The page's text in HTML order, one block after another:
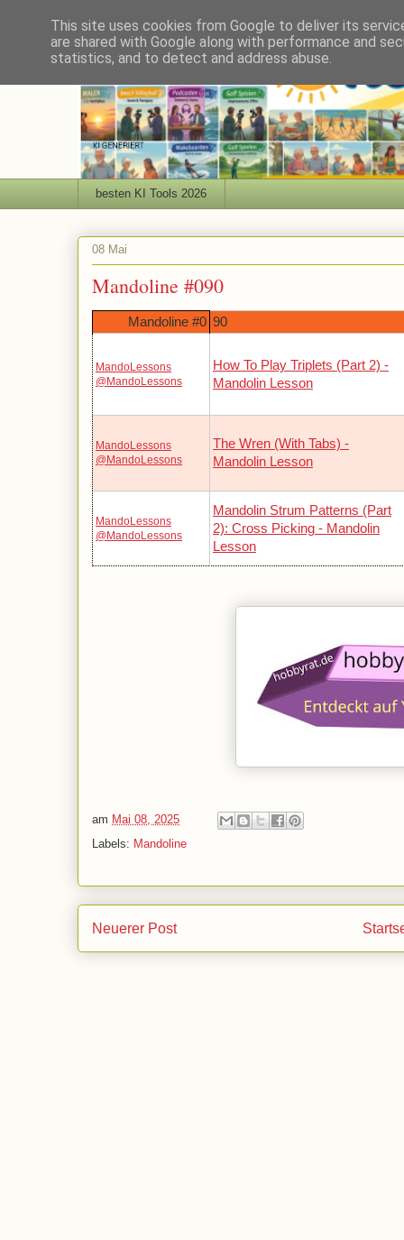
besten KI Tools 2026
08 Mai
Mandoline #090
Mandoline #0 90
MandoLessons
@MandoLessons
How To Play Triplets (Part 2) -
Mandolin Lesson
MandoLessons
@MandoLessons
The Wren (With Tabs) -
Mandolin Lesson
MandoLessons
@MandoLessons
Mandolin Strum Patterns (Part
2): Cross Picking - Mandolin
Lesson
am Mai 08, 2025
Labels: Mandoline
Neuerer Post
This site uses cookies from Google to deliver its
are shared with Google along with performance and
statistics, and to detect and address abuse.